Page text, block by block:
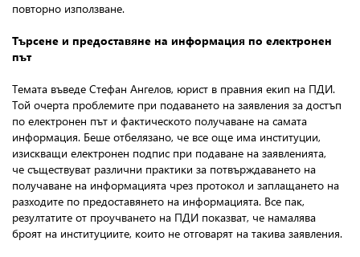
повторно използване.
Търсене и предоставяне на информация по електронен
път
Темата въведе Стефан Ангелов, юрист в правния екип на ПДИ.
Той очерта проблемите при подаването на заявления за достъп
по електронен път и фактическото получаване на самата
информация. Беше отбелязано, че все още има институции,
изискващи електронен подпис при подаване на заявленията,
че съществуват различни практики за потвърждаването на
получаване на информацията чрез протокол и заплащането на
разходите по предоставянето на информацията. Все пак,
резултатите от проучването на ПДИ показват, че намалява
броят на институциите, които не отговарят на такива заявления.